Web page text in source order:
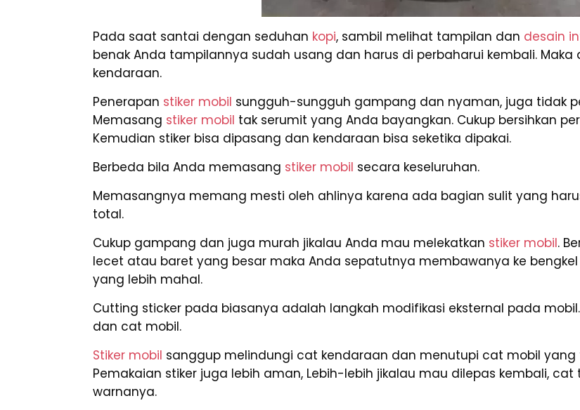
Pada saat santai dengan seduhan kopi, sambil melihat tampilan dan desain
benak Anda tampilannya sudah usang dan harus di perbaharui kembali.
kendaraan.
Penerapan stiker mobil sungguh-sungguh gampang dan nyaman, juga tidak
Memasang stiker mobil tak serumit yang Anda bayangkan. Cukup bersihkan
Kemudian stiker bisa dipasang dan kendaraan bisa seketika dipakai.
Berbeda bila Anda memasang stiker mobil secara keseluruhan.
Memasangnya memang mesti oleh ahlinya karena ada bagian sulit yang
total.
Cukup gampang dan juga murah jikalau Anda mau melekatkan stiker mobil.
lecet atau baret yang besar maka Anda sepatutnya membawanya ke
yang lebih mahal.
Cutting sticker pada biasanya adalah langkah modifikasi eksternal pada
dan cat mobil.
Stiker mobil sanggup melindungi cat kendaraan dan menutupi cat mobil yang
Pemakaian stiker juga lebih aman, Lebih-lebih jikalau mau dilepas kembali,
warnanya.